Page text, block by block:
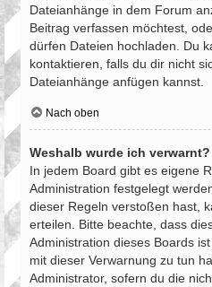
Dateianhänge in dem Forum
Beitrag verfassen möchtest,
dürfen Dateien hochladen. Du
kontaktieren, falls du dir nicht
Dateianhänge anfügen kannst.
Nach oben
Weshalb wurde ich verwarnt?
In jedem Board gibt es eigene
Administration festgelegt
dieser Regeln verstoßen hast,
erteilen. Bitte beachte, dass
Administration dieses Boards
mit dieser Verwarnung zu tun
Administrator, sofern du die